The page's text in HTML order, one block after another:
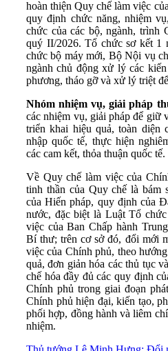
hoàn thiện Quy chế làm việc
quy định chức năng, nhiệm
chức của các bộ, ngành, trình
quý II/2026. Tổ chức sơ kết 1
chức bộ máy mới, Bộ Nội vụ
ngành chủ động xử lý các
phương, tháo gỡ và xử lý triệt
Nhóm nhiệm vụ, giải pháp
các nhiệm vụ, giải pháp để giữ
triển khai hiệu quả, toàn diện
nhập quốc tế, thực hiện
các cam kết, thỏa thuận quốc tế.
Về Quy chế làm việc của
tinh thần của Quy chế là bám
của Hiến pháp, quy định của
nước, đặc biệt là Luật Tổ
việc của Ban Chấp hành
Bí thư; trên cơ sở đó, đổi mới
việc của Chính phủ, theo
quả, đơn giản hóa các thủ tục
chế hóa đầy đủ các quy định
Chính phủ trong giai đoạn
Chính phủ hiện đại, kiến tạo,
phối hợp, đồng hành và liêm
nhiệm.